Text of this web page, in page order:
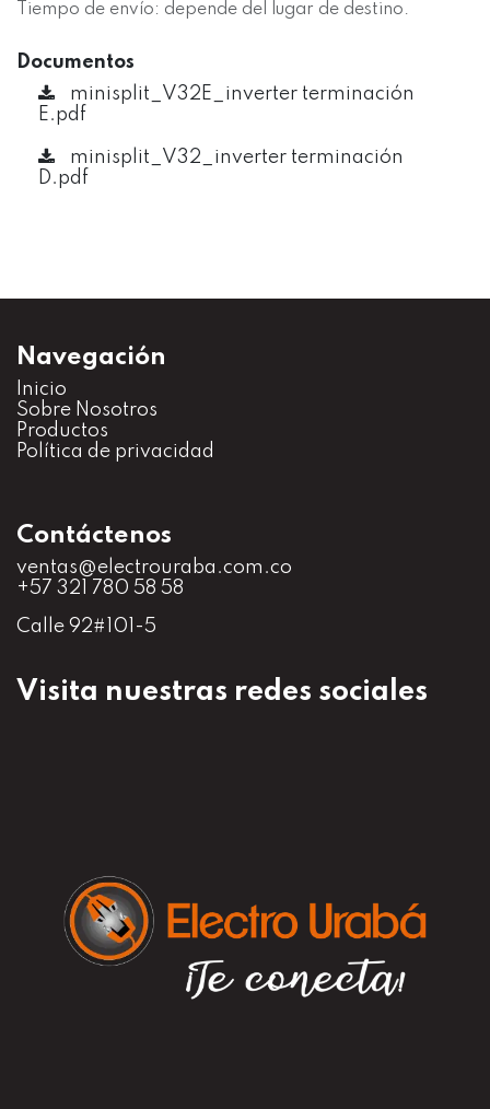
Tiempo de envío: depende del lugar de destino.
Documentos
minisplit_V32E_inverter terminación
E.pdf
minisplit_V32_inverter terminación
D.pdf
Navegación
Inicio
Sobre Nosotros
Productos
Política de privacidad
Contáctenos
ventas@electrouraba.com.co
+57 321 780 58 58
Calle 92#101-5
Visita nuestras redes sociales